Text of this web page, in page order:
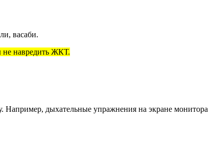
васаби.
не навредить ЖКТ.
Например, дыхательные упражнения на экране монитора